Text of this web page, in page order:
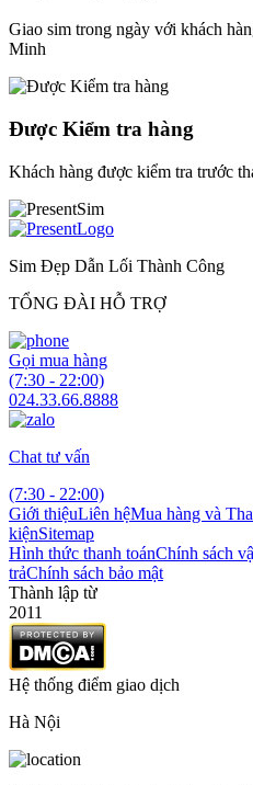
Giao sim trong ngày với khách
Minh
Được Kiểm tra hàng
Khách hàng được kiểm tra trước
Sim Đẹp Dẫn Lối Thành Công
TỔNG ĐÀI HỖ TRỢ
Gọi mua hàng
(7:30 - 22:00)
024.33.66.8888
Chat tư vấn
(7:30 - 22:00)
Giới thiệuLiên hệMua hàng và
kiệnSitemap
Hình thức thanh toánChính sách
trảChính sách bảo mật
Thành lập từ
2011
Hệ thống điểm giao dịch
Hà Nội